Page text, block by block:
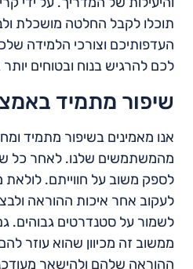
תוכלו לקבל החלטה מושכלת
העדפותיכם וצורכי הלמידה
לכם להרגיש בנוח ובטוחים
שיפור מתמיד
אנו מאמינים בשיפור מתמיד
מהמשתמשים שלנו. לאחר כל
לספק משוב על חווייתם.
לעקוב אחר איכות ההוראה
לשמור על סטנדרטים גבוהים.
ממשוב זה מכיוון שהוא עוזר
ההוראה שלהם ולהישאר